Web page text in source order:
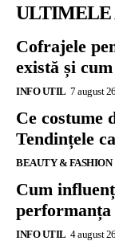
ULTIMELE
Cofrajele
există și
INFO UTIL 7 august 26
Ce costume
Tendințele
BEAUTY & FASHION
Cum
performanța
INFO UTIL 4 august 26